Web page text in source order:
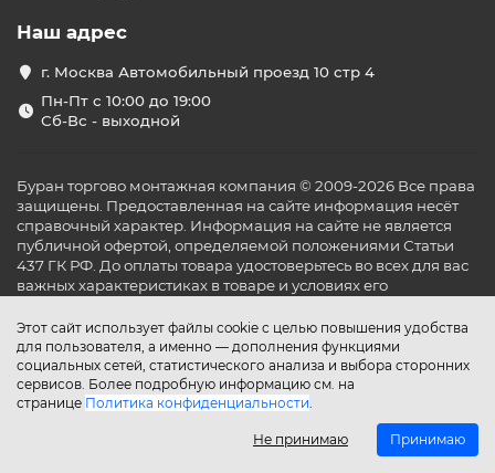
Этот сайт использует файлы cookie с целью повышения удобства
для пользователя, а именно — дополнения функциями
социальных сетей, статистического анализа и выбора сторонних
сервисов. Более подробную информацию см. на
странице Политика конфиденциальности.
Не принимаю Принимаю
Наш адрес
г. Москва Автомобильный проезд 10 стр 4
Пн-Пт с 10:00 до 19:00
Сб-Вс - выходной
Буран торгово монтажная компания © 2009-2026 Все права
защищены. Предоставленная на сайте информация несёт
справочный характер. Информация на сайте не является
публичной офертой, определяемой положениями Статьи
437 ГК РФ. До оплаты товара удостоверьтесь во всех для вас
важных характеристиках в товаре и условиях его